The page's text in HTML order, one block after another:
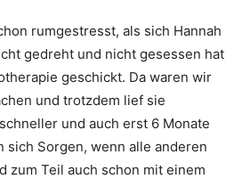
rumgestresst, als sich Hannah
gedreht und nicht gesessen hat
geschickt. Da waren wir
und trotzdem lief sie
und auch erst 6 Monate
sich Sorgen, wenn alle anderen
zum Teil auch schon mit einem